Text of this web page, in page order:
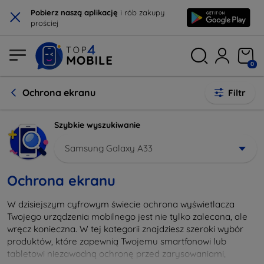
× Pobierz naszą aplikację i rób zakupy
prościej
0
Ochrona ekranu Filtr
Szybkie wyszukiwanie
Samsung Galaxy A33
Ochrona ekranu
W dzisiejszym cyfrowym świecie ochrona wyświetlacza
Twojego urządzenia mobilnego jest nie tylko zalecana, ale
wręcz konieczna. W tej kategorii znajdziesz szeroki wybór
produktów, które zapewnią Twojemu smartfonowi lub
tabletowi niezawodną ochronę przed zarysowaniami,